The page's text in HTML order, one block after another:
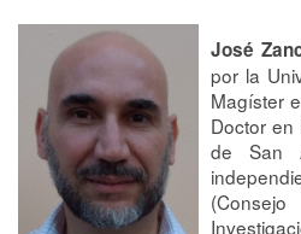
José
por la
Magíster
Doctor en
de San